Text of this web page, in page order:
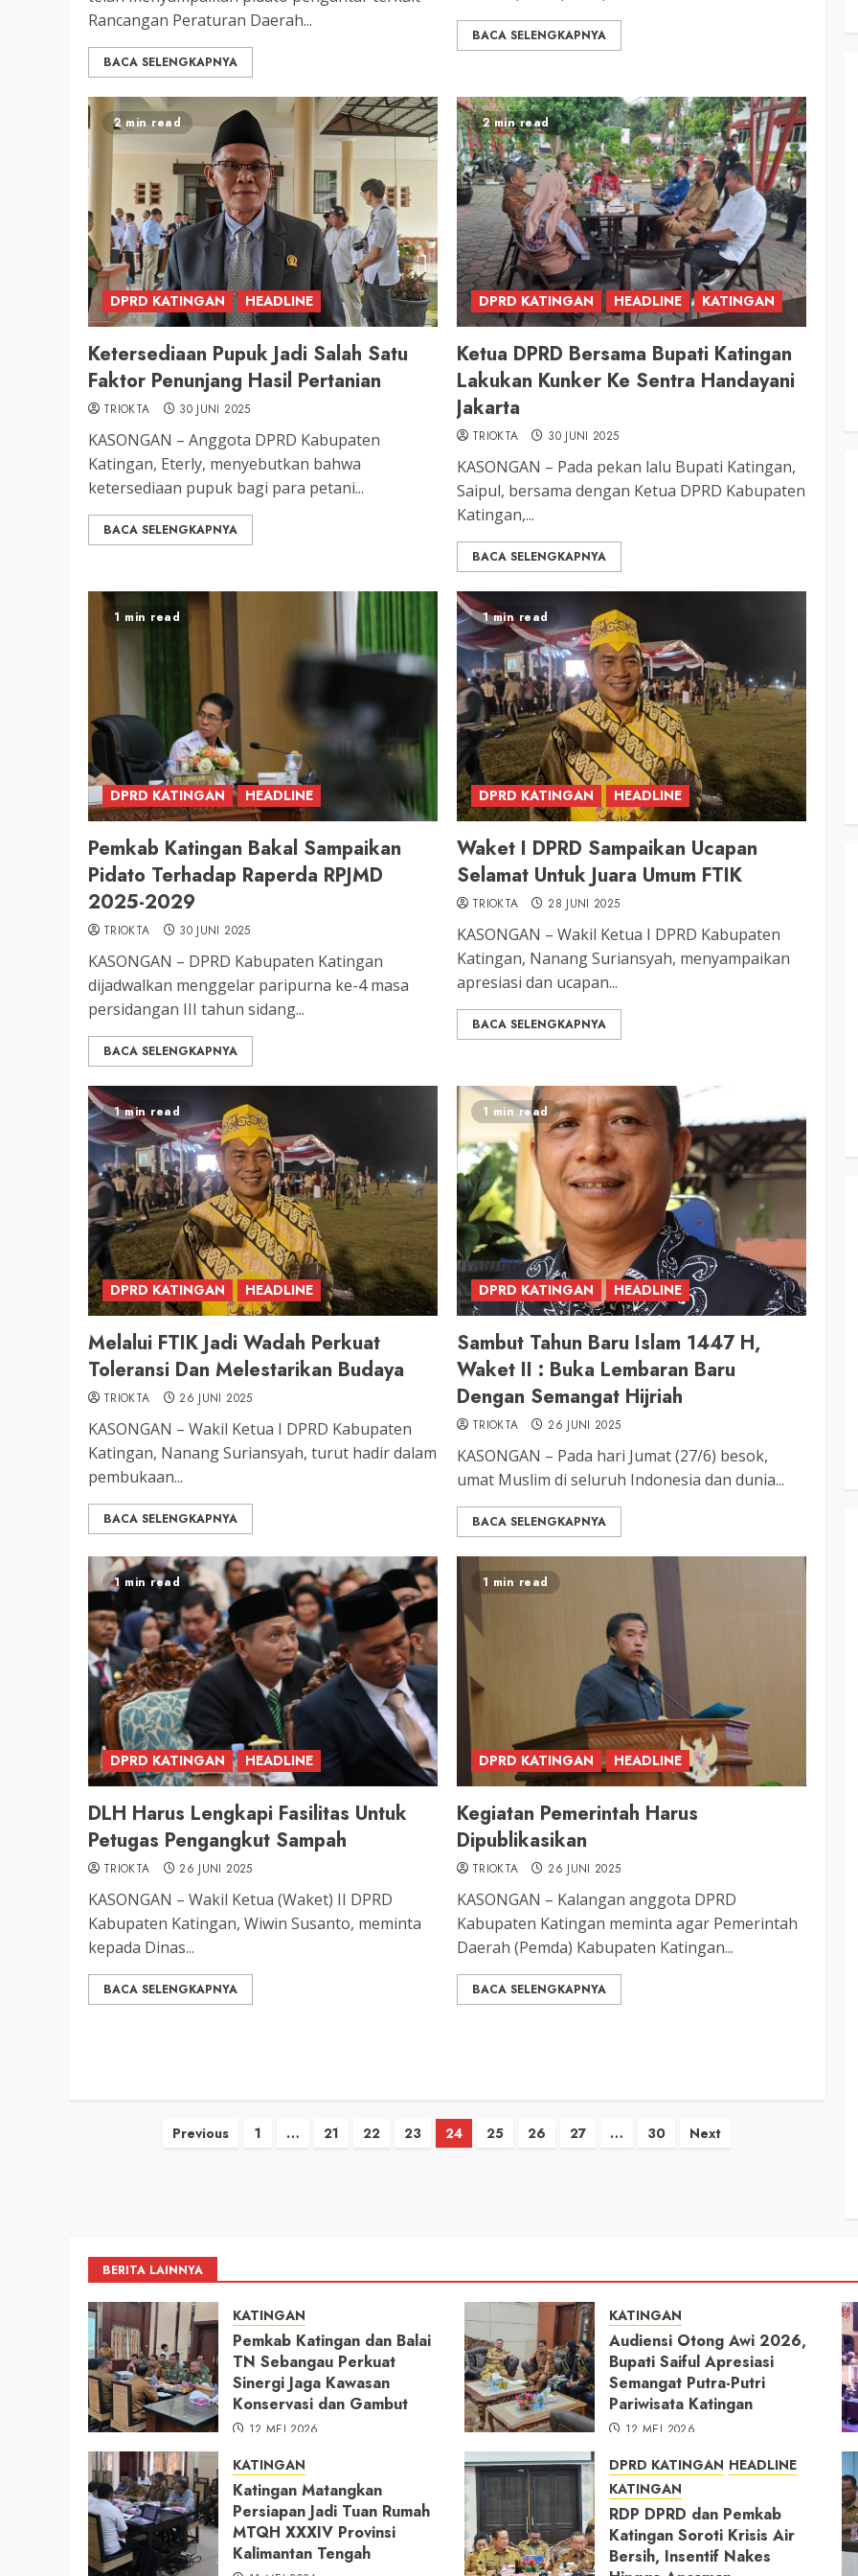
Rancangan Peraturan Daerah...
BACA SELENGKAPNYA
BACA SELENGKAPNYA
2 min read
DPRD KATINGAN HEADLINE
Ketersediaan Pupuk Jadi Salah Satu
Faktor Penunjang Hasil Pertanian
TRIOKTA 30 JUNI 2025
KASONGAN – Anggota DPRD Kabupaten
Katingan, Eterly, menyebutkan bahwa
ketersediaan pupuk bagi para petani...
BACA SELENGKAPNYA
2 min read
DPRD KATINGAN HEADLINE KATINGAN
Ketua DPRD Bersama Bupati Katingan
Lakukan Kunker Ke Sentra Handayani
Jakarta
TRIOKTA 30 JUNI 2025
KASONGAN – Pada pekan lalu Bupati Katingan,
Saipul, bersama dengan Ketua DPRD Kabupaten
Katingan,...
BACA SELENGKAPNYA
1 min read
DPRD KATINGAN HEADLINE
Pemkab Katingan Bakal Sampaikan
Pidato Terhadap Raperda RPJMD
2025-2029
TRIOKTA 30 JUNI 2025
KASONGAN – DPRD Kabupaten Katingan
dijadwalkan menggelar paripurna ke-4 masa
persidangan III tahun sidang...
BACA SELENGKAPNYA
1 min read
DPRD KATINGAN HEADLINE
Waket I DPRD Sampaikan Ucapan
Selamat Untuk Juara Umum FTIK
TRIOKTA 28 JUNI 2025
KASONGAN – Wakil Ketua I DPRD Kabupaten
Katingan, Nanang Suriansyah, menyampaikan
apresiasi dan ucapan...
BACA SELENGKAPNYA
1 min read
DPRD KATINGAN HEADLINE
Melalui FTIK Jadi Wadah Perkuat
Toleransi Dan Melestarikan Budaya
TRIOKTA 26 JUNI 2025
KASONGAN – Wakil Ketua I DPRD Kabupaten
Katingan, Nanang Suriansyah, turut hadir dalam
pembukaan...
BACA SELENGKAPNYA
1 min read
DPRD KATINGAN HEADLINE
Sambut Tahun Baru Islam 1447 H,
Waket II : Buka Lembaran Baru
Dengan Semangat Hijriah
TRIOKTA 26 JUNI 2025
KASONGAN – Pada hari Jumat (27/6) besok,
umat Muslim di seluruh Indonesia dan dunia...
BACA SELENGKAPNYA
1 min read
DPRD KATINGAN HEADLINE
DLH Harus Lengkapi Fasilitas Untuk
Petugas Pengangkut Sampah
TRIOKTA 26 JUNI 2025
KASONGAN – Wakil Ketua (Waket) II DPRD
Kabupaten Katingan, Wiwin Susanto, meminta
kepada Dinas...
BACA SELENGKAPNYA
1 min read
DPRD KATINGAN HEADLINE
Kegiatan Pemerintah Harus
Dipublikasikan
TRIOKTA 26 JUNI 2025
KASONGAN – Kalangan anggota DPRD
Kabupaten Katingan meminta agar Pemerintah
Daerah (Pemda) Kabupaten Katingan...
BACA SELENGKAPNYA
Paginasi
Previous 1 … 21 22 23 24 25 26 27 … 30 Next
3 min read
DPRD KATINGAN
KATINGAN
RDP DPRD dan Pemkab Katingan
Soroti Krisis Air Bersih, Insentif
Nakes Hingga Ancaman
Pencemaran Sungai
TRIOKTA
3 min read
KATINGAN
Pemkab Katingan dan Balai TN
Kawasan Konservasi dan Gambut
TRIOKTA 12 MEI 2026
2 min read
DPRD KATINGAN
HEADLINE
LEGISLATIF
Ribuan Warga Katingan Padati
Halaman DPRD Rayakan Hari
Parlemen dengan Jalan Sehat
SENO 18 OKTOBER 2025
3 min read
DPRD KATINGAN
HEADLINE
KATINGAN
RDP DPRD dan Pemkab Katingan
Soroti Krisis Air Bersih, Insentif
Nakes Hingga Ancaman
Pencemaran Sungai
TRIOKTA 11 MEI 2026
BERITA LAINNYA
KATINGAN
Pemkab Katingan dan Balai
TN Sebangau Perkuat
Sinergi Jaga Kawasan
Konservasi dan Gambut
12 MEI 2026
KATINGAN
Audiensi Otong Awi 2026,
Bupati Saiful Apresiasi
Semangat Putra-Putri
Pariwisata Katingan
12 MEI 2026
KATINGAN
Katingan Matangkan
Persiapan Jadi Tuan Rumah
MTQH XXXIV Provinsi
Kalimantan Tengah
DPRD KATINGAN HEADLINE
KATINGAN
RDP DPRD dan Pemkab
Katingan Soroti Krisis Air
Bersih, Insentif Nakes